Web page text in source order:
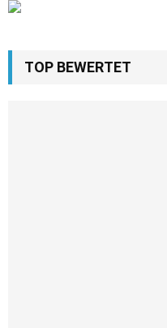
TOP BEWERTET